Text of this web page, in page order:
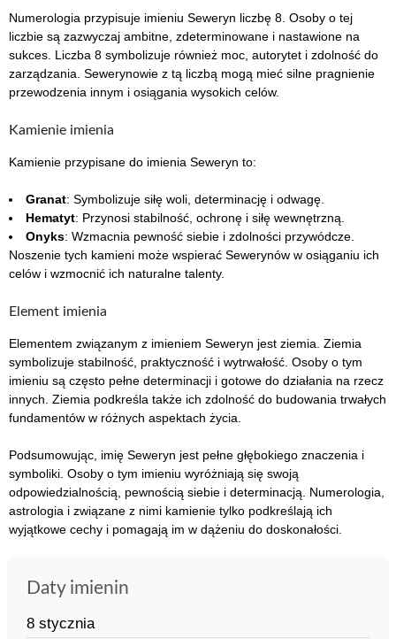
Numerologia przypisuje imieniu Seweryn liczbę 8. Osoby o tej
liczbie są zazwyczaj ambitne, zdeterminowane i nastawione na
sukces. Liczba 8 symbolizuje również moc, autorytet i zdolność do
zarządzania. Sewerynowie z tą liczbą mogą mieć silne pragnienie
przewodzenia innym i osiągania wysokich celów.
Kamienie imienia
Kamienie przypisane do imienia Seweryn to:
Granat: Symbolizuje siłę woli, determinację i odwagę.
Hematyt: Przynosi stabilność, ochronę i siłę wewnętrzną.
Onyks: Wzmacnia pewność siebie i zdolności przywódcze.
Noszenie tych kamieni może wspierać Sewerynów w osiąganiu ich
celów i wzmocnić ich naturalne talenty.
Element imienia
Elementem związanym z imieniem Seweryn jest ziemia. Ziemia
symbolizuje stabilność, praktyczność i wytrwałość. Osoby o tym
imieniu są często pełne determinacji i gotowe do działania na rzecz
innych. Ziemia podkreśla także ich zdolność do budowania trwałych
fundamentów w różnych aspektach życia.
Podsumowując, imię Seweryn jest pełne głębokiego znaczenia i
symboliki. Osoby o tym imieniu wyróżniają się swoją
odpowiedzialnością, pewnością siebie i determinacją. Numerologia,
astrologia i związane z nimi kamienie tylko podkreślają ich
wyjątkowe cechy i pomagają im w dążeniu do doskonałości.
Daty imienin
8 stycznia